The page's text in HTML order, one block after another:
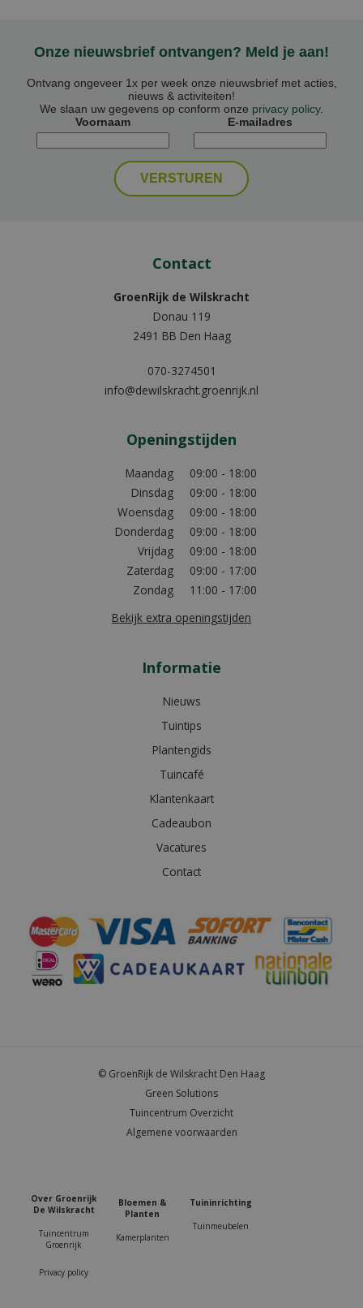
Onze nieuwsbrief ontvangen? Meld je aan!
Ontvang ongeveer 1x per week onze nieuwsbrief met acties,
nieuws & activiteiten!
We slaan uw gegevens op conform onze privacy policy.
Voornaam
E-mailadres
Contact
GroenRijk de Wilskracht
Donau 119
2491 BB Den Haag
070-3274501
info@dewilskracht.groenrijk.nl
Openingstijden
Maandag
09:00 - 18:00
Dinsdag
09:00 - 18:00
Woensdag
09:00 - 18:00
Donderdag
09:00 - 18:00
Vrijdag
09:00 - 18:00
Zaterdag
09:00 - 17:00
Zondag
11:00 - 17:00
Bekijk extra openingstijden
Informatie
Nieuws
Tuintips
Plantengids
Tuincafé
Klantenkaart
Cadeaubon
Vacatures
Contact
© GroenRijk de Wilskracht Den Haag
Green Solutions
Tuincentrum Overzicht
Algemene voorwaarden
Over Groenrijk
De Wilskracht
Tuincentrum
Groenrijk
Privacy policy
Bloemen &
Planten
Kamerplanten
Tuininrichting
Tuinmeubelen